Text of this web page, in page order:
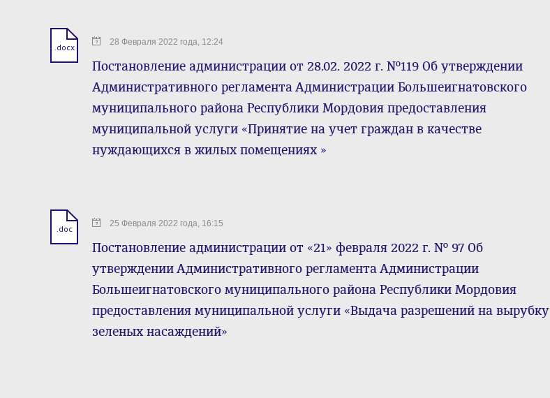
.docx 28 Февраля 2022 года, 12:24
Постановление администрации от 28.02. 2022 г. №119 Об утверждении
Административного регламента Администрации Большеигнатовского
муниципального района Республики Мордовия предоставления
муниципальной услуги «Принятие на учет граждан в качестве
нуждающихся в жилых помещениях »
.doc 25 Февраля 2022 года, 16:15
Постановление администрации от «21» февраля 2022 г. № 97 Об
утверждении Административного регламента Администрации
Большеигнатовского муниципального района Республики Мордовия
предоставления муниципальной услуги «Выдача разрешений на вырубку
зеленых насаждений»